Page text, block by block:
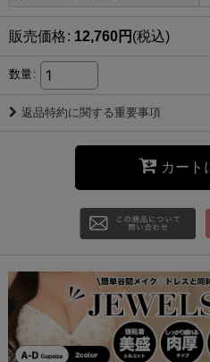
販売価格: 12,760円 (税込)
数量:
返品特約に関する重要事項
カート